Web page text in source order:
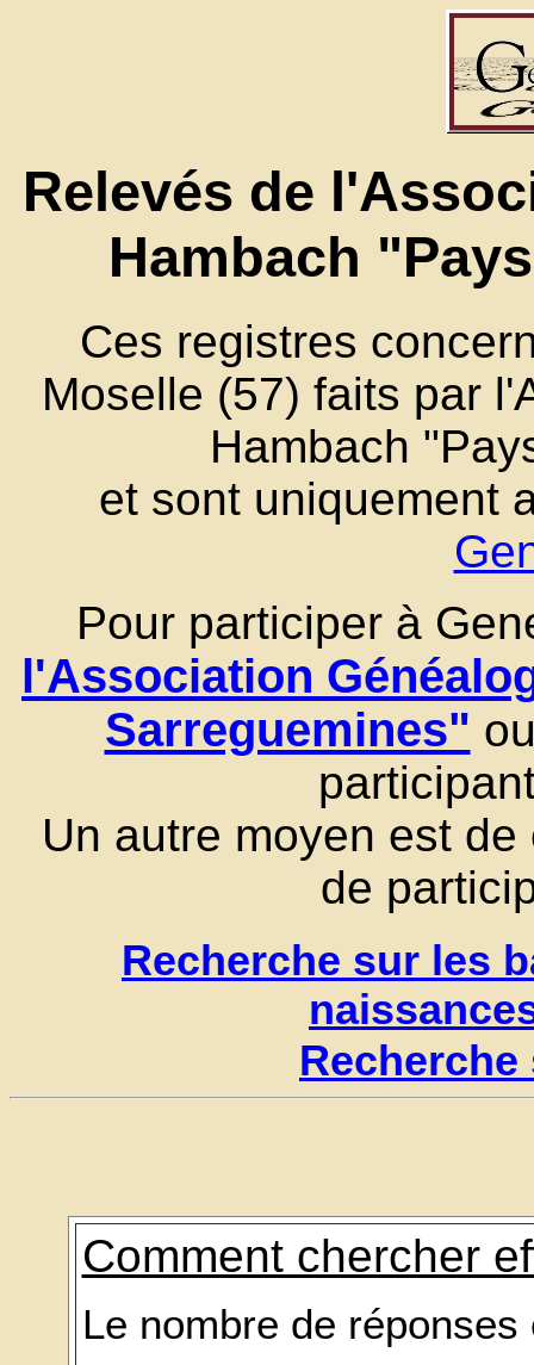
Relevés de
Hambach
Ces registres
Moselle (57) faits par
Hambach
et sont uniquement
Pour participer à
l'Association
Sarreguemines"
Un autre moyen est
de
Recherche sur les
Comment chercher
Le nombre de